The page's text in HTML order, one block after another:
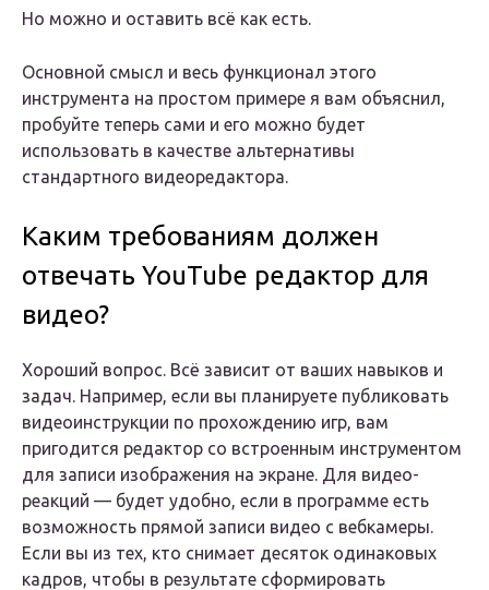
Но можно и оставить всё как есть.
Основной смысл и весь функционал этого
инструмента на простом примере я вам объяснил,
пробуйте теперь сами и его можно будет
использовать в качестве альтернативы
стандартного видеоредактора.
Каким требованиям должен
отвечать YouTube редактор для
видео?
Хороший вопрос. Всё зависит от ваших навыков и
задач. Например, если вы планируете публиковать
видеоинструкции по прохождению игр, вам
пригодится редактор со встроенным инструментом
для записи изображения на экране. Для видео-
реакций — будет удобно, если в программе есть
возможность прямой записи видео с вебкамеры.
Если вы из тех, кто снимает десяток одинаковых
кадров, чтобы в результате сформировать